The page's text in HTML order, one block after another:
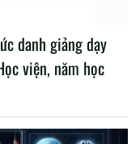
danh giảng dạy
viện, năm học